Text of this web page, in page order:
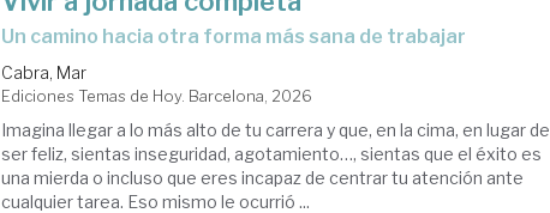
Un camino hacia otra forma más sana de trabajar
Cabra, Mar
Ediciones Temas de Hoy. Barcelona, 2026
Imagina llegar a lo más alto de tu carrera y que, en la cima, en lugar de
ser feliz, sientas inseguridad, agotamiento…, sientas que el éxito es
una mierda o incluso que eres incapaz de centrar tu atención ante
cualquier tarea. Eso mismo le ocurrió ...